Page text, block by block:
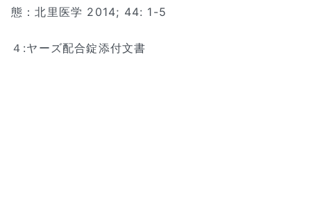
態：北里医学 2014; 44: 1-5
４:ヤーズ配合錠添付文書